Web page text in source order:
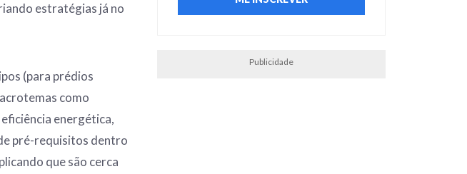
estratégias já no
(para prédios
como
energética,
pré-requisitos dentro
que são cerca
Publicidade